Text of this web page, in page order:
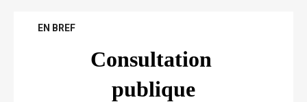
EN BREF
Consultation
publique